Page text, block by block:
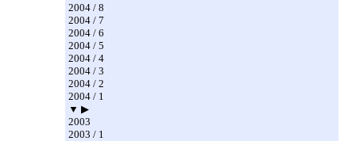
2004 / 8
2004 / 7
2004 / 6
2004 / 5
2004 / 4
2004 / 3
2004 / 2
2004 / 1
▼ ▶
2003
2003 / 1